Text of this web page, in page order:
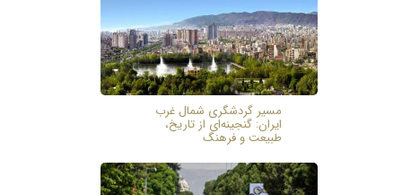
مسیر گردشگری شمال غرب
ایران: گنجینه‌ای از تاریخ،
طبیعت و فرهنگ